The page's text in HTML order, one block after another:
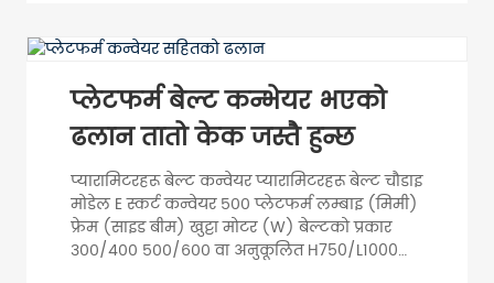
१५०० २००० २००० २००० २५०० २५०० २५०० २५००
प्लेटफर्म बेल्ट कन्भेयर भएको
ढलान तातो केक जस्तै हुन्छ
प्यारामिटरहरू बेल्ट कन्वेयर प्यारामिटरहरू बेल्ट चौडाइ
मोडेल E स्कर्ट कन्वेयर ५०० प्लेटफर्म लम्बाइ (मिमी)
फ्रेम (साइड बीम) खुट्टा मोटर (W) बेल्टको प्रकार
३००/४०० ५००/६०० वा अनुकूलित H750/L1000